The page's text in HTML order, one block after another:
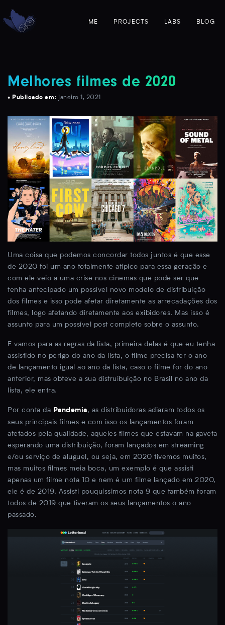
ME PROJECTS LABS BLOG
Melhores filmes de 2020
• Publicado em: janeiro 1, 2021
Uma coisa que podemos concordar todos juntos é que esse
de 2020 foi um ano totalmente atípico para essa geração e
com ele veio a uma crise nos cinemas que pode ser que
tenha antecipado um possível novo modelo de distribuição
dos filmes e isso pode afetar diretamente as arrecadações dos
filmes, logo afetando diretamente aos exibidores. Mas isso é
assunto para um possível post completo sobre o assunto.
E vamos para as regras da lista, primeira delas é que eu tenha
assistido no perigo do ano da lista, o filme precisa ter o ano
de lançamento igual ao ano da lista, caso o filme for do ano
anterior, mas obteve a sua distruibuição no Brasil no ano da
lista, ele entra.
Por conta da Pandemia, as distribuidoras adiaram todos os
seus principais filmes e com isso os lançamentos foram
afetados pela qualidade, aqueles filmes que estavam na gaveta
esperando uma distribuição, foram lançados em streaming
e/ou serviço de aluguel, ou seja, em 2020 tivemos muitos,
mas muitos filmes meia boca, um exemplo é que assisti
apenas um filme nota 10 e nem é um filme lançado em 2020,
ele é de 2019. Assisti pouquíssimos nota 9 que também foram
todos de 2019 que tiveram os seus lançamentos o ano
passado.